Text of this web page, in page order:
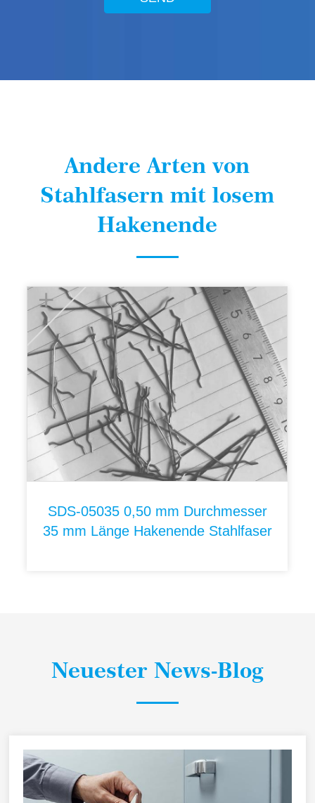
Andere Arten von
Stahlfasern mit losem
Hakenende
+
SDS-05035 0,50 mm Durchmesser
35 mm Länge Hakenende Stahlfaser
Neuester News-Blog